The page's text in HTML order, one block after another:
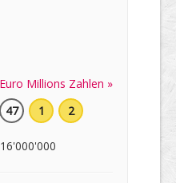
Euro Millions Zahlen »
47 1 2